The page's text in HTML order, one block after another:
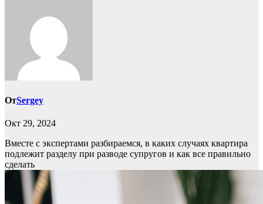
ОтSergey
Окт 29, 2024
Вместе с экспертами разбираемся, в каких случаях квартира
подлежит разделу при разводе супругов и как все правильно
сделать